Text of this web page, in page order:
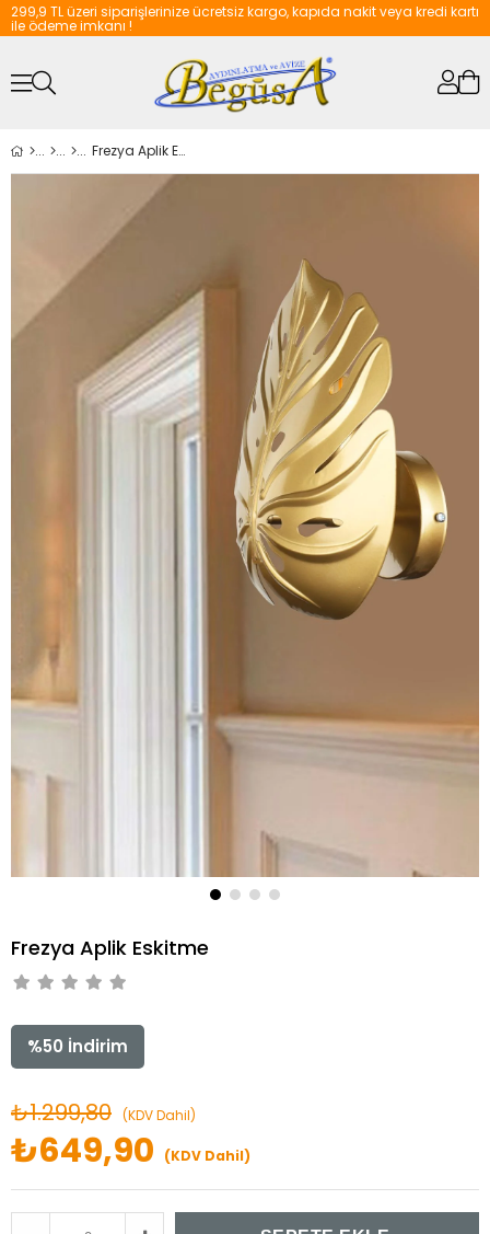
299,9 TL üzeri siparişlerinize ücretsiz kargo, kapıda nakit veya kredi kartı
ile ödeme imkanı !
Frezya Aplik Eskitme
Frezya Aplik Eskitme
%50 İndirim
₺1.299,80 (KDV Dahil)
₺649,90 (KDV Dahil)